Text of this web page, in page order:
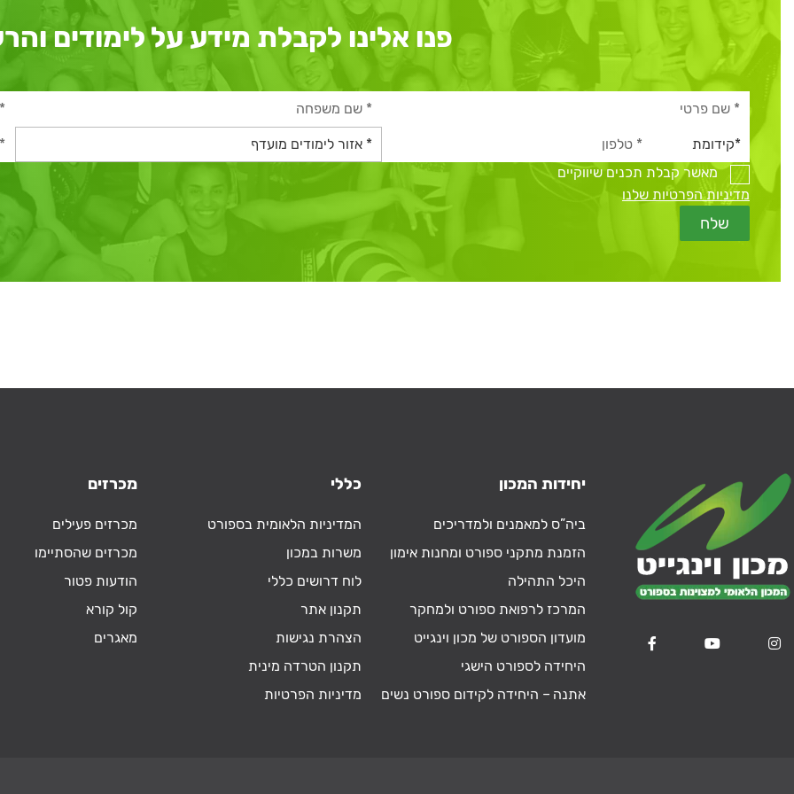
פנו אלינו לקבלת מידע על לימודים
מאשר קבלת תכנים שיווקיים
מדיניות הפרטיות שלנו
שלח
יחידות המכון
ביה”ס למאמנים ולמדריכים
הזמנת מתקני ספורט ומחנות אימון
היכל התהילה
המרכז לרפואת ספורט ולמחקר
מועדון הספורט של מכון וינגייט
היחידה לספורט הישגי
אתנה – היחידה לקידום ספורט נשים
כללי
המדיניות הלאומית בספורט
משרות במכון
לוח דרושים כללי
תקנון אתר
הצהרת נגישות
תקנון הטרדה מינית
מדיניות הפרטיות
מכרזים
מכרזים פעילים
מכרזים שהסתיימו
הודעות פטור
קול קורא
מאגרים